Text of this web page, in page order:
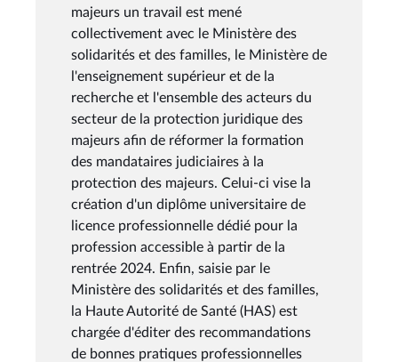
majeurs un travail est mené
collectivement avec le Ministère des
solidarités et des familles, le Ministère de
l'enseignement supérieur et de la
recherche et l'ensemble des acteurs du
secteur de la protection juridique des
majeurs afin de réformer la formation
des mandataires judiciaires à la
protection des majeurs. Celui-ci vise la
création d'un diplôme universitaire de
licence professionnelle dédié pour la
profession accessible à partir de la
rentrée 2024. Enfin, saisie par le
Ministère des solidarités et des familles,
la Haute Autorité de Santé (HAS) est
chargée d'éditer des recommandations
de bonnes pratiques professionnelles